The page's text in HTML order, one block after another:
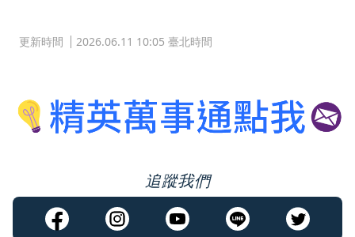
更新時間 2026.06.11 10:05 臺北時間
追蹤我們